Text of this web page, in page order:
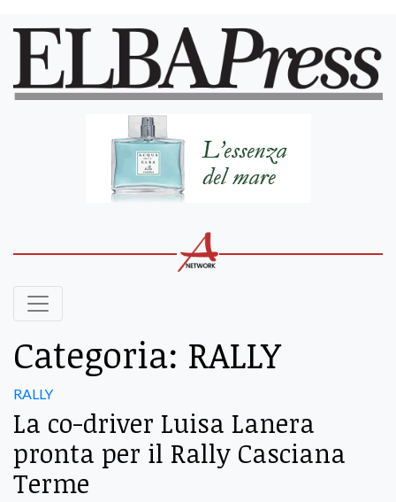
Categoria: RALLY
RALLY
La co-driver Luisa Lanera
pronta per il Rally Casciana
Terme